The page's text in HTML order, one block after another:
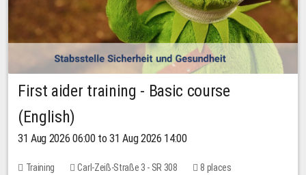
First aider training - Basic course
(English)
31 Aug 2026 06:00 to 31 Aug 2026 14:00
Training Carl-Zeiß-Straße 3 - SR 308 8 places